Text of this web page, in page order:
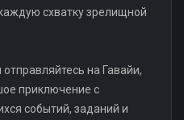
схватку зрелищной
на Гавайи,
приключение с
событий, заданий и